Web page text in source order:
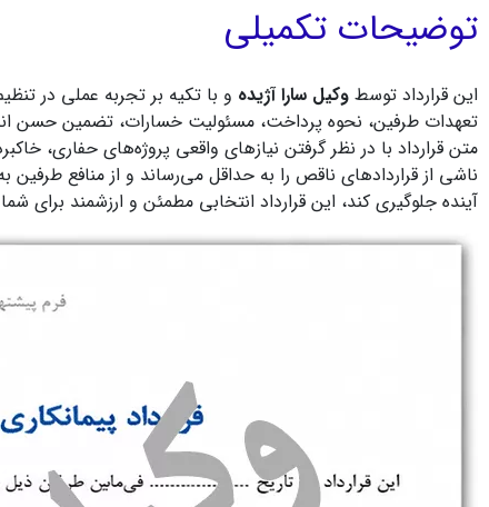
توضیحات تکمیلی
این قرارداد توسط وکیل سارا آژیده و با تکیه بر تجربه عملی در
تعهدات طرفین، نحوه پرداخت، مسئولیت خسارات، تضمین حسن
متن قرارداد با در نظر گرفتن نیازهای واقعی پروژه‌های حفاری،
ناشی از قراردادهای ناقص را به حداقل می‌رساند و از منافع
آینده جلوگیری کند، این قرارداد انتخابی مطمئن و ارزشمند برای